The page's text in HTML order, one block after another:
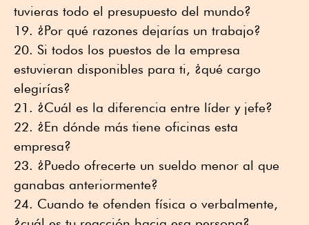
tuvieras todo el presupuesto del mundo?
¿Por qué razones dejarías un trabajo?
Si todos los puestos de la empresa
estuvieran disponibles para ti, ¿qué cargo
elegirías?
¿Cuál es la diferencia entre líder y jefe?
¿En dónde más tiene oficinas esta
empresa?
¿Puedo ofrecerte un sueldo menor al que
ganabas anteriormente?
Cuando te ofenden física o verbalmente,